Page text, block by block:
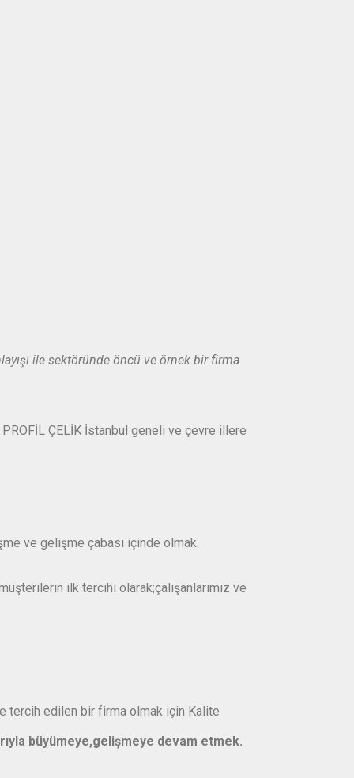
ile sektöründe öncü ve örnek bir firma
ÇELİK İstanbul geneli ve çevre illere
ve gelişme çabası içinde olmak.
ilk tercihi olarak;çalışanlarımız ve
tercih edilen bir firma olmak için Kalite
büyümeye,gelişmeye devam etmek.